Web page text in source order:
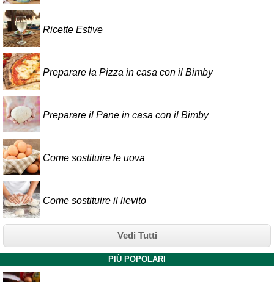
Ricette Estive
Preparare la Pizza in casa con il Bimby
Preparare il Pane in casa con il Bimby
Come sostituire le uova
Come sostituire il lievito
Vedi Tutti
PIÙ POPOLARI